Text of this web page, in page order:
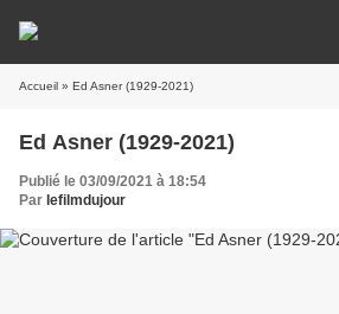
Accueil » Ed Asner (1929-2021)
Ed Asner (1929-2021)
Publié le 03/09/2021 à 18:54
Par lefilmdujour